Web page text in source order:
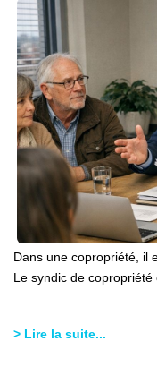
Dans une copropriété, il
Le syndic de copropriété
> Lire la suite...